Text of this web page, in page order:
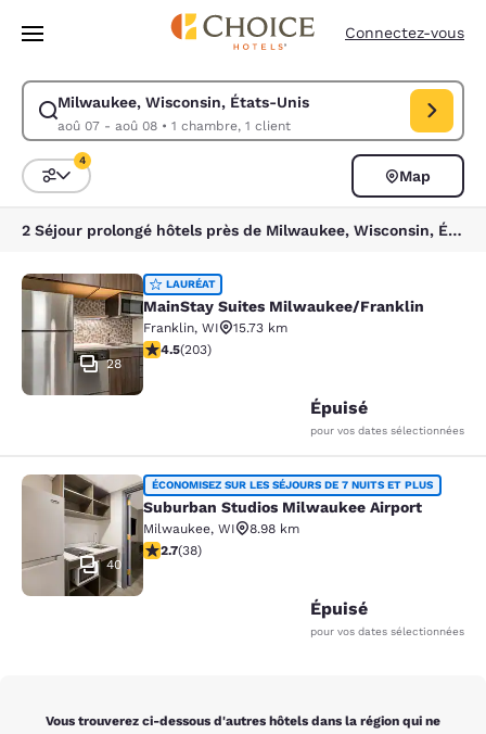
Passer à Contenu Principal
Connectez-vous
Milwaukee, Wisconsin, États-Unis
aoû 07 - aoû 08• 1 chambre, 1 client
Modifiez la recherche pour Milwaukee, Wisconsin, États-Unis. Date
Trier et filtrer
4
Map
2 Séjour prolongé hôtels près de Milwaukee, Wisconsin, États-Unis correspondant à vos filtres
MainStay Suites Milwaukee/
28
LAURÉAT
MainStay Suites Milwaukee/Franklin
Franklin, WI
15.73 km
4.46 étoiles. Excellent. 203 commentaires
4.5(203)
Épuisé
pour vos dates sélectionnées
Suburban Studios Milwaukee
40
ÉCONOMISEZ SUR LES SÉJOURS DE 7 NUITS ET PLUS
Suburban Studios Milwaukee Airport
Milwaukee, WI
8.98 km
2.66 étoiles. Moyen. 38 commentaires
2.7(38)
Épuisé
pour vos dates sélectionnées
Vous trouverez ci-dessous d'autres hôtels dans la région qui ne